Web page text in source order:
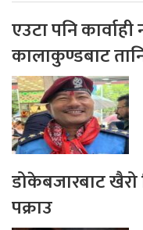
एउटा पनि
कालाकुण्डबाट
डोकेबजारबाट खैरो
पक्राउ